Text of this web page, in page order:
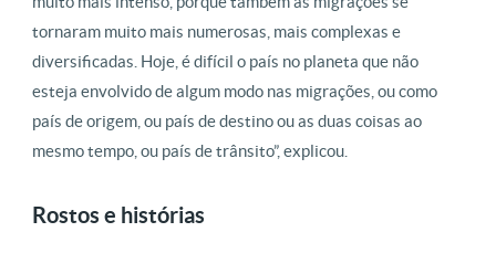
tornaram muito mais numerosas, mais complexas e
diversificadas. Hoje, é difícil o país no planeta que não
esteja envolvido de algum modo nas migrações, ou como
país de origem, ou país de destino ou as duas coisas ao
mesmo tempo, ou país de trânsito”, explicou.
Rostos e histórias